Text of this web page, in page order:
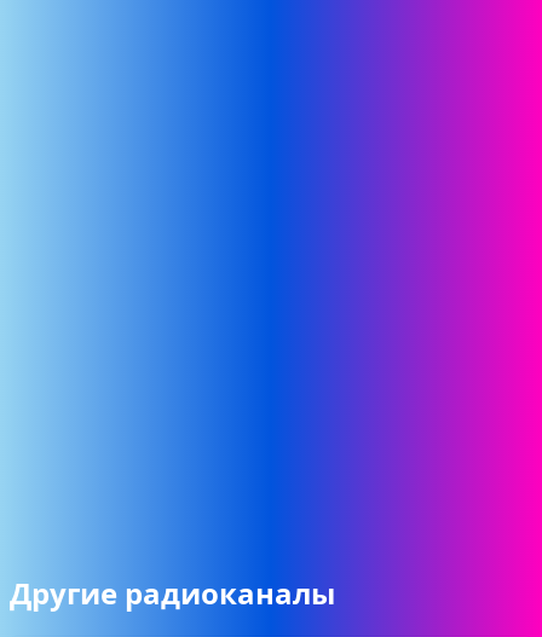
Другие радиоканалы